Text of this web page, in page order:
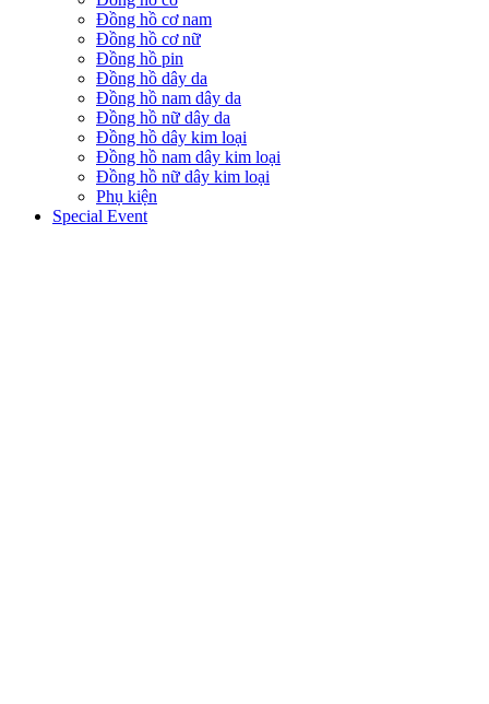
Đồng hồ cơ nam
Đồng hồ cơ nữ
Đồng hồ pin
Đồng hồ dây da
Đồng hồ nam dây da
Đồng hồ nữ dây da
Đồng hồ dây kim loại
Đồng hồ nam dây kim loại
Đồng hồ nữ dây kim loại
Phụ kiện
Special Event